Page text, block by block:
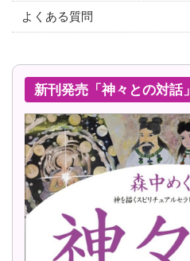
よくある質問
新刊発売「神々との対話」